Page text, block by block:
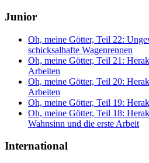
Junior
Oh, meine Götter, Teil 22:
schicksalhafte Wagenrennen
Oh, meine Götter, Teil 21:
Arbeiten
Oh, meine Götter, Teil 20:
Arbeiten
Oh, meine Götter, Teil 19:
Oh, meine Götter, Teil 18:
Wahnsinn und die erste Arbeit
International